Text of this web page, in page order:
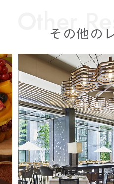
その他の